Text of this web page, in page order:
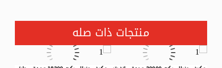
منتجات ذات صله